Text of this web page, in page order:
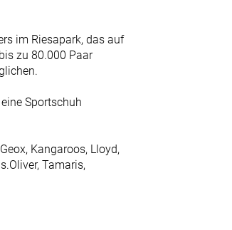
im Riesapark, das auf
zu 80.000 Paar
Sportschuh
Kangaroos, Lloyd,
Tamaris,